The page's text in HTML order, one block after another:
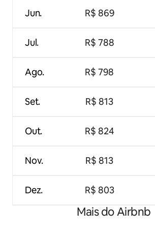
Jun.
Jul.
Ago.
Set.
Out.
Nov.
Dez.
R$ 869
R$ 788
R$ 798
R$ 813
R$ 824
R$ 813
R$ 803
Mais do Airbnb